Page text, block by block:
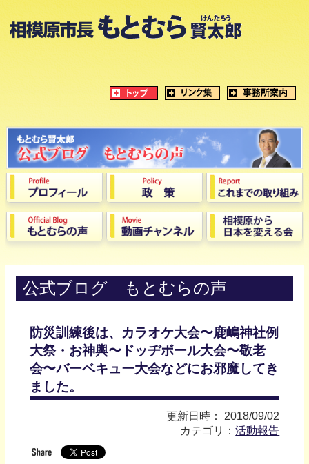
公式ブログ もとむらの声
防災訓練後は、カラオケ大会〜鹿嶋神社例
大祭・お神輿〜ドッヂボール大会〜敬老
会〜バーベキュー大会などにお邪魔してき
ました。
更新日時： 2018/09/02
カテゴリ：活動報告